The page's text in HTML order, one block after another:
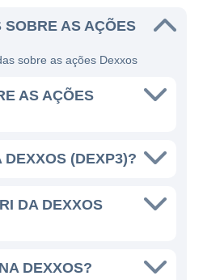
energética.
não se limita a um
a demanda por
abrange múltiplos
diversificado e
entre tecnologia e
efetiva e inovadora da
de energia renovável,
SOBRE AS AÇÕES
sobre as ações Dexxos
AS AÇÕES
(DEXP3)?
DA DEXXOS
DEXXOS?